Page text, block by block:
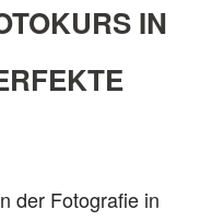
IN
der Fotografie in